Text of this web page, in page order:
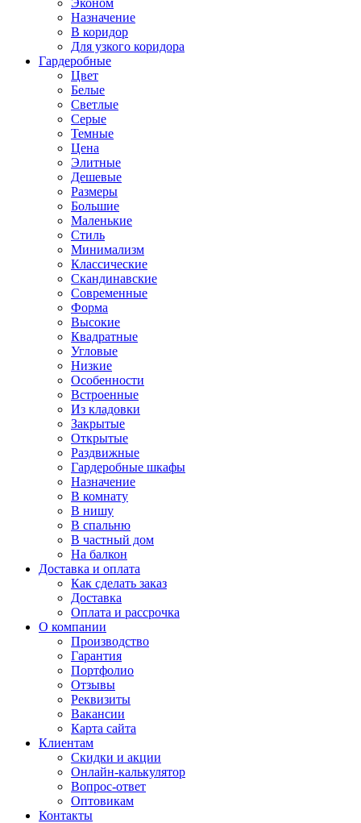
Эконом
Назначение
В коридор
Для узкого коридора
Гардеробные
Цвет
Белые
Светлые
Серые
Темные
Цена
Элитные
Дешевые
Размеры
Большие
Маленькие
Стиль
Минимализм
Классические
Скандинавские
Современные
Форма
Высокие
Квадратные
Угловые
Низкие
Особенности
Встроенные
Из кладовки
Закрытые
Открытые
Раздвижные
Гардеробные шкафы
Назначение
В комнату
В нишу
В спальню
В частный дом
На балкон
Доставка и оплата
Как сделать заказ
Доставка
Оплата и рассрочка
О компании
Производство
Гарантия
Портфолио
Отзывы
Реквизиты
Вакансии
Карта сайта
Клиентам
Скидки и акции
Онлайн-калькулятор
Вопрос-ответ
Оптовикам
Контакты